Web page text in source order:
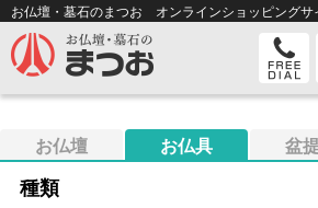
お仏壇・墓石のまつお オンラインショッピングサ
お仏壇 お仏具 盆
種類